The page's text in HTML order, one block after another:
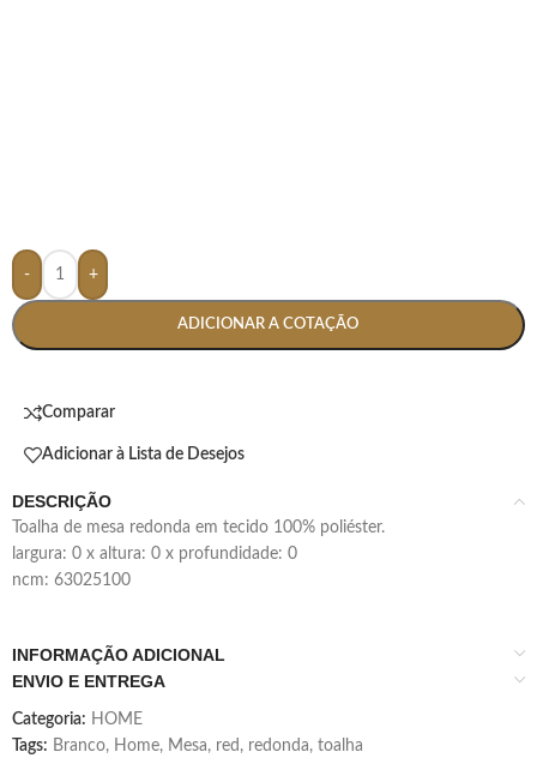
- +
ADICIONAR A COTAÇÃO
Comparar
Adicionar à Lista de Desejos
DESCRIÇÃO
toalha de mesa redonda em tecido 100% poliéster.
largura: 0 x altura: 0 x profundidade: 0
ncm: 63025100
INFORMAÇÃO ADICIONAL
ENVIO E ENTREGA
Categoria: HOME
Tags: Branco, Home, Mesa, red , redonda, toalha